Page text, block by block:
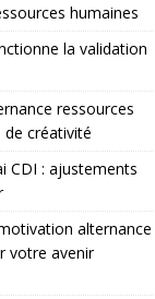
humaines
la validation
ressources
de créativité
CDI : ajustements
alternance
votre avenir